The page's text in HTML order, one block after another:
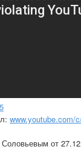
www.youtube.com/
от